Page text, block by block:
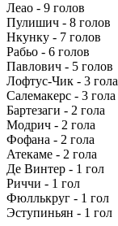
Леао - 9 голов
Пулишич - 8 голов
Нкунку - 7 голов
Рабьо - 6 голов
Павлович - 5 голов
Лофтус-Чик - 3 гола
Салемакерс - 3 гола
Бартезаги - 2 гола
Модрич - 2 гола
Фофана - 2 гола
Атекаме - 2 гола
Де Винтер - 1 гол
Риччи - 1 гол
Фюллькруг - 1 гол
Эступиньян - 1 гол